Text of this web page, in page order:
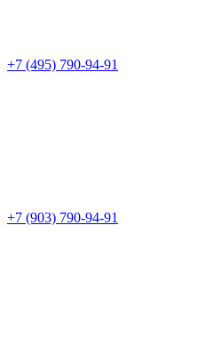
+7 (495) 790-94-91
+7 (903) 790-94-91